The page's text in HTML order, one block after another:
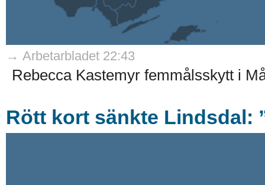
→ Arbetarbladet 22:43
Rebecca Kastemyr femmålsskytt i
Rött kort sänkte Lindsdal: